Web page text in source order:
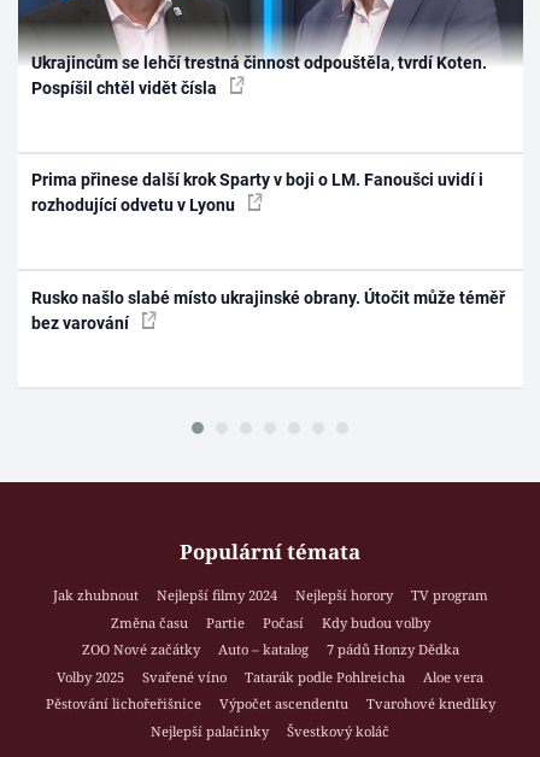
Ukrajincům se lehčí trestná činnost odpouštěla, tvrdí Koten.
Pospíšil chtěl vidět čísla
Prima přinese další krok Sparty v boji o LM. Fanoušci uvidí i
rozhodující odvetu v Lyonu
Rusko našlo slabé místo ukrajinské obrany. Útočit může téměř
bez varování
Populární témata
Jak zhubnout Nejlepší filmy 2024 Nejlepší horory
TV program
Změna času
Partie Počasí
Kdy budou volby
ZOO Nové začátky
Auto – katalog
7 pádů Honzy Dědka
Volby 2025
Svařené víno Tatarák podle Pohlreicha
Aloe vera
Pěstování lichořeřišnice
Výpočet ascendentu
Tvarohové knedlíky
Nejlepší palačinky
Švestkový koláč